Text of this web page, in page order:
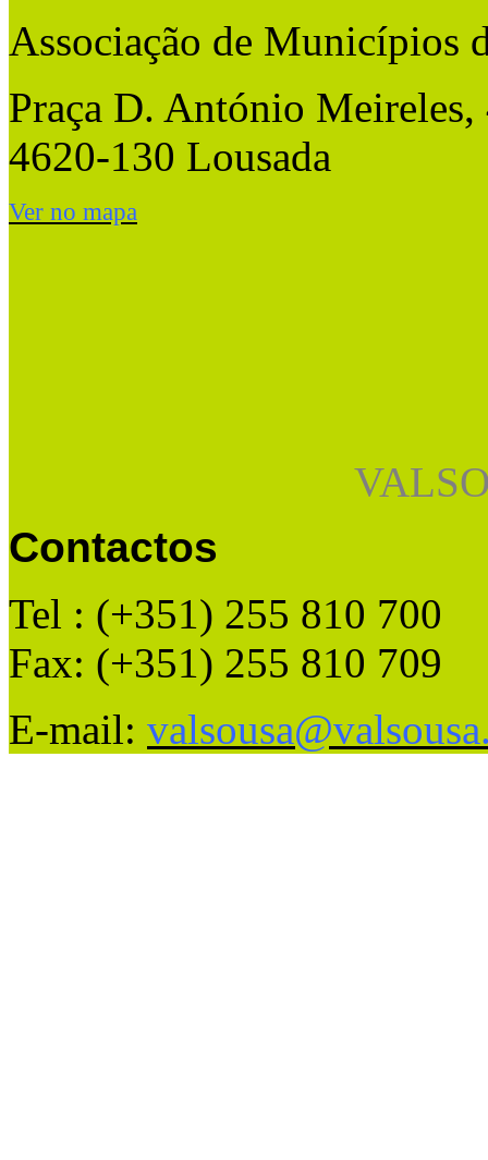
Associação de Municípios
Praça D. António Meireles,
4620-130 Lousada
Ver no mapa
Contactos
Tel : (+351) 255 810 700
Fax: (+351) 255 810 709
E-mail: